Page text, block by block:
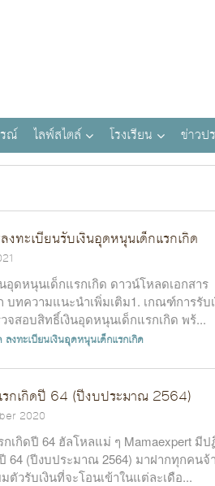
ณ์ ไลฟ์สไตล์ โรงเรียน ข่าวป
ทะเบียนรับเงินอุดหนุนเด็กแรกเกิด
อุดหนุนเด็กแรกเกิด ดาวน์โหลดเอกสาร
บทความแนะนำเพิ่มเติม1. เกณฑ์การรับ
จสอบสิทธิ์เงินอุดหนุนเด็กแรกเกิด พร้...
ลงทะเบียนเงินอุดหนุนเด็กแรกเกิด
กเกิดปี 64 (ปีงบประมาณ 2564)
2020
เกิดปี 64 ฮัลโหลแม่ ๆ Mamaexpert มี
64 (ปีงบประมาณ 2564) มาฝากทุกคนจ้
ตัวรับเงินที่จะโอนเข้าในแต่ละเดือ...